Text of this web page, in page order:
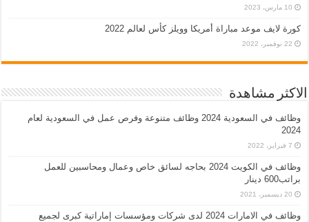
10 مارس، 2023
كورة لايف موعد مباراة أمريكا وويلز كأس لعالم 2022
22 نوفمبر، 2022
الاكثر مشاهدة
وظائف في السعودية 2024 وظائف متنوعة وفرص عمل في السعودية لعام
2024
7 فبراير، 2022
وظائف في الكويت 2024 بحاجه لسائق خاص وعمال ومحاسبين للعمل
براتب600 دينار
20 ديسمبر، 2021
وظائف في الامارات 2024 لدى شركات ومؤسسات إماراتية كبرى لجميع